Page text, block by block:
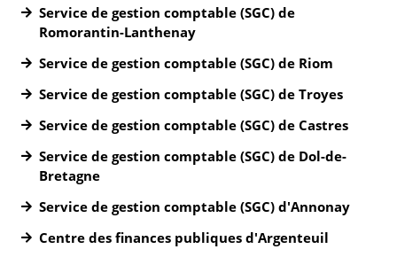
Service de gestion comptable (SGC) de
Romorantin-Lanthenay
Service de gestion comptable (SGC) de Riom
Service de gestion comptable (SGC) de Troyes
Service de gestion comptable (SGC) de Castres
Service de gestion comptable (SGC) de Dol-de-
Bretagne
Service de gestion comptable (SGC) d'Annonay
Centre des finances publiques d'Argenteuil